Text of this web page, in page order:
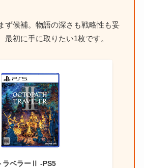
ず候補。物語の深さも戦略性も妥
最初に手に取りたい1枚です。
ラベラーⅡ -PS5